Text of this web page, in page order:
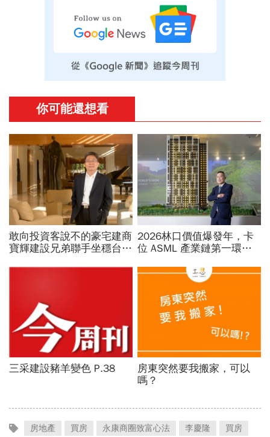
房地產 買房 永康商圈致富心法 李慶隆
買房